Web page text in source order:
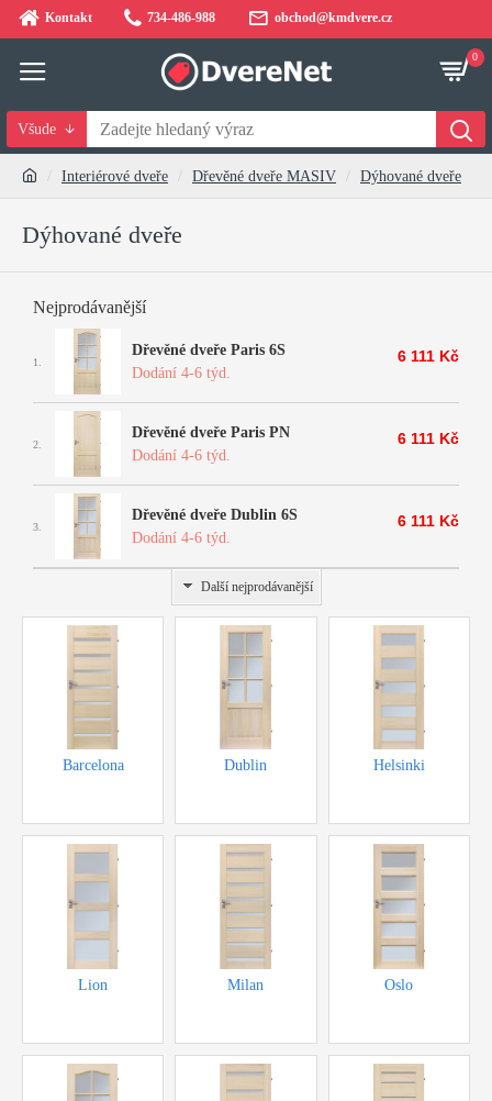
Kontakt 734-486-988 obchod@kmdvere.cz
0
Všude
Interiérové dveře Dřevěné dveře MASIV Dýhované dveře
Dýhované dveře
Nejprodávanější
1.
Dřevěné dveře Paris 6S
Dodání 4-6 týd.
6 111 Kč
2.
Dřevěné dveře Paris PN
Dodání 4-6 týd.
6 111 Kč
3.
Dřevěné dveře Dublin 6S
Dodání 4-6 týd.
6 111 Kč
Další nejprodávanější
Barcelona Dublin Helsinki
Lion Milan Oslo